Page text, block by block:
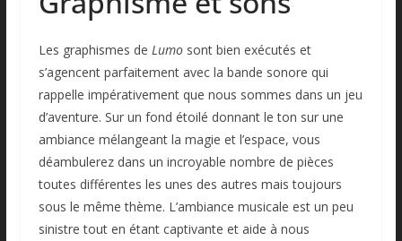
Les graphismes de Lumosont bien exécutés et
s’agencent parfaitement avec la bande sonore qui
rappelle impérativement que nous sommes dans un jeu
d’aventure. Sur un fond étoilé donnant le ton sur une
ambiance mélangeant la magie et l’espace, vous
déambulerez dans un incroyable nombre de pièces
toutes différentes les unes des autres mais toujours
sous le même thème. L’ambiance musicale est un peu
sinistre tout en étant captivante et aide à nous